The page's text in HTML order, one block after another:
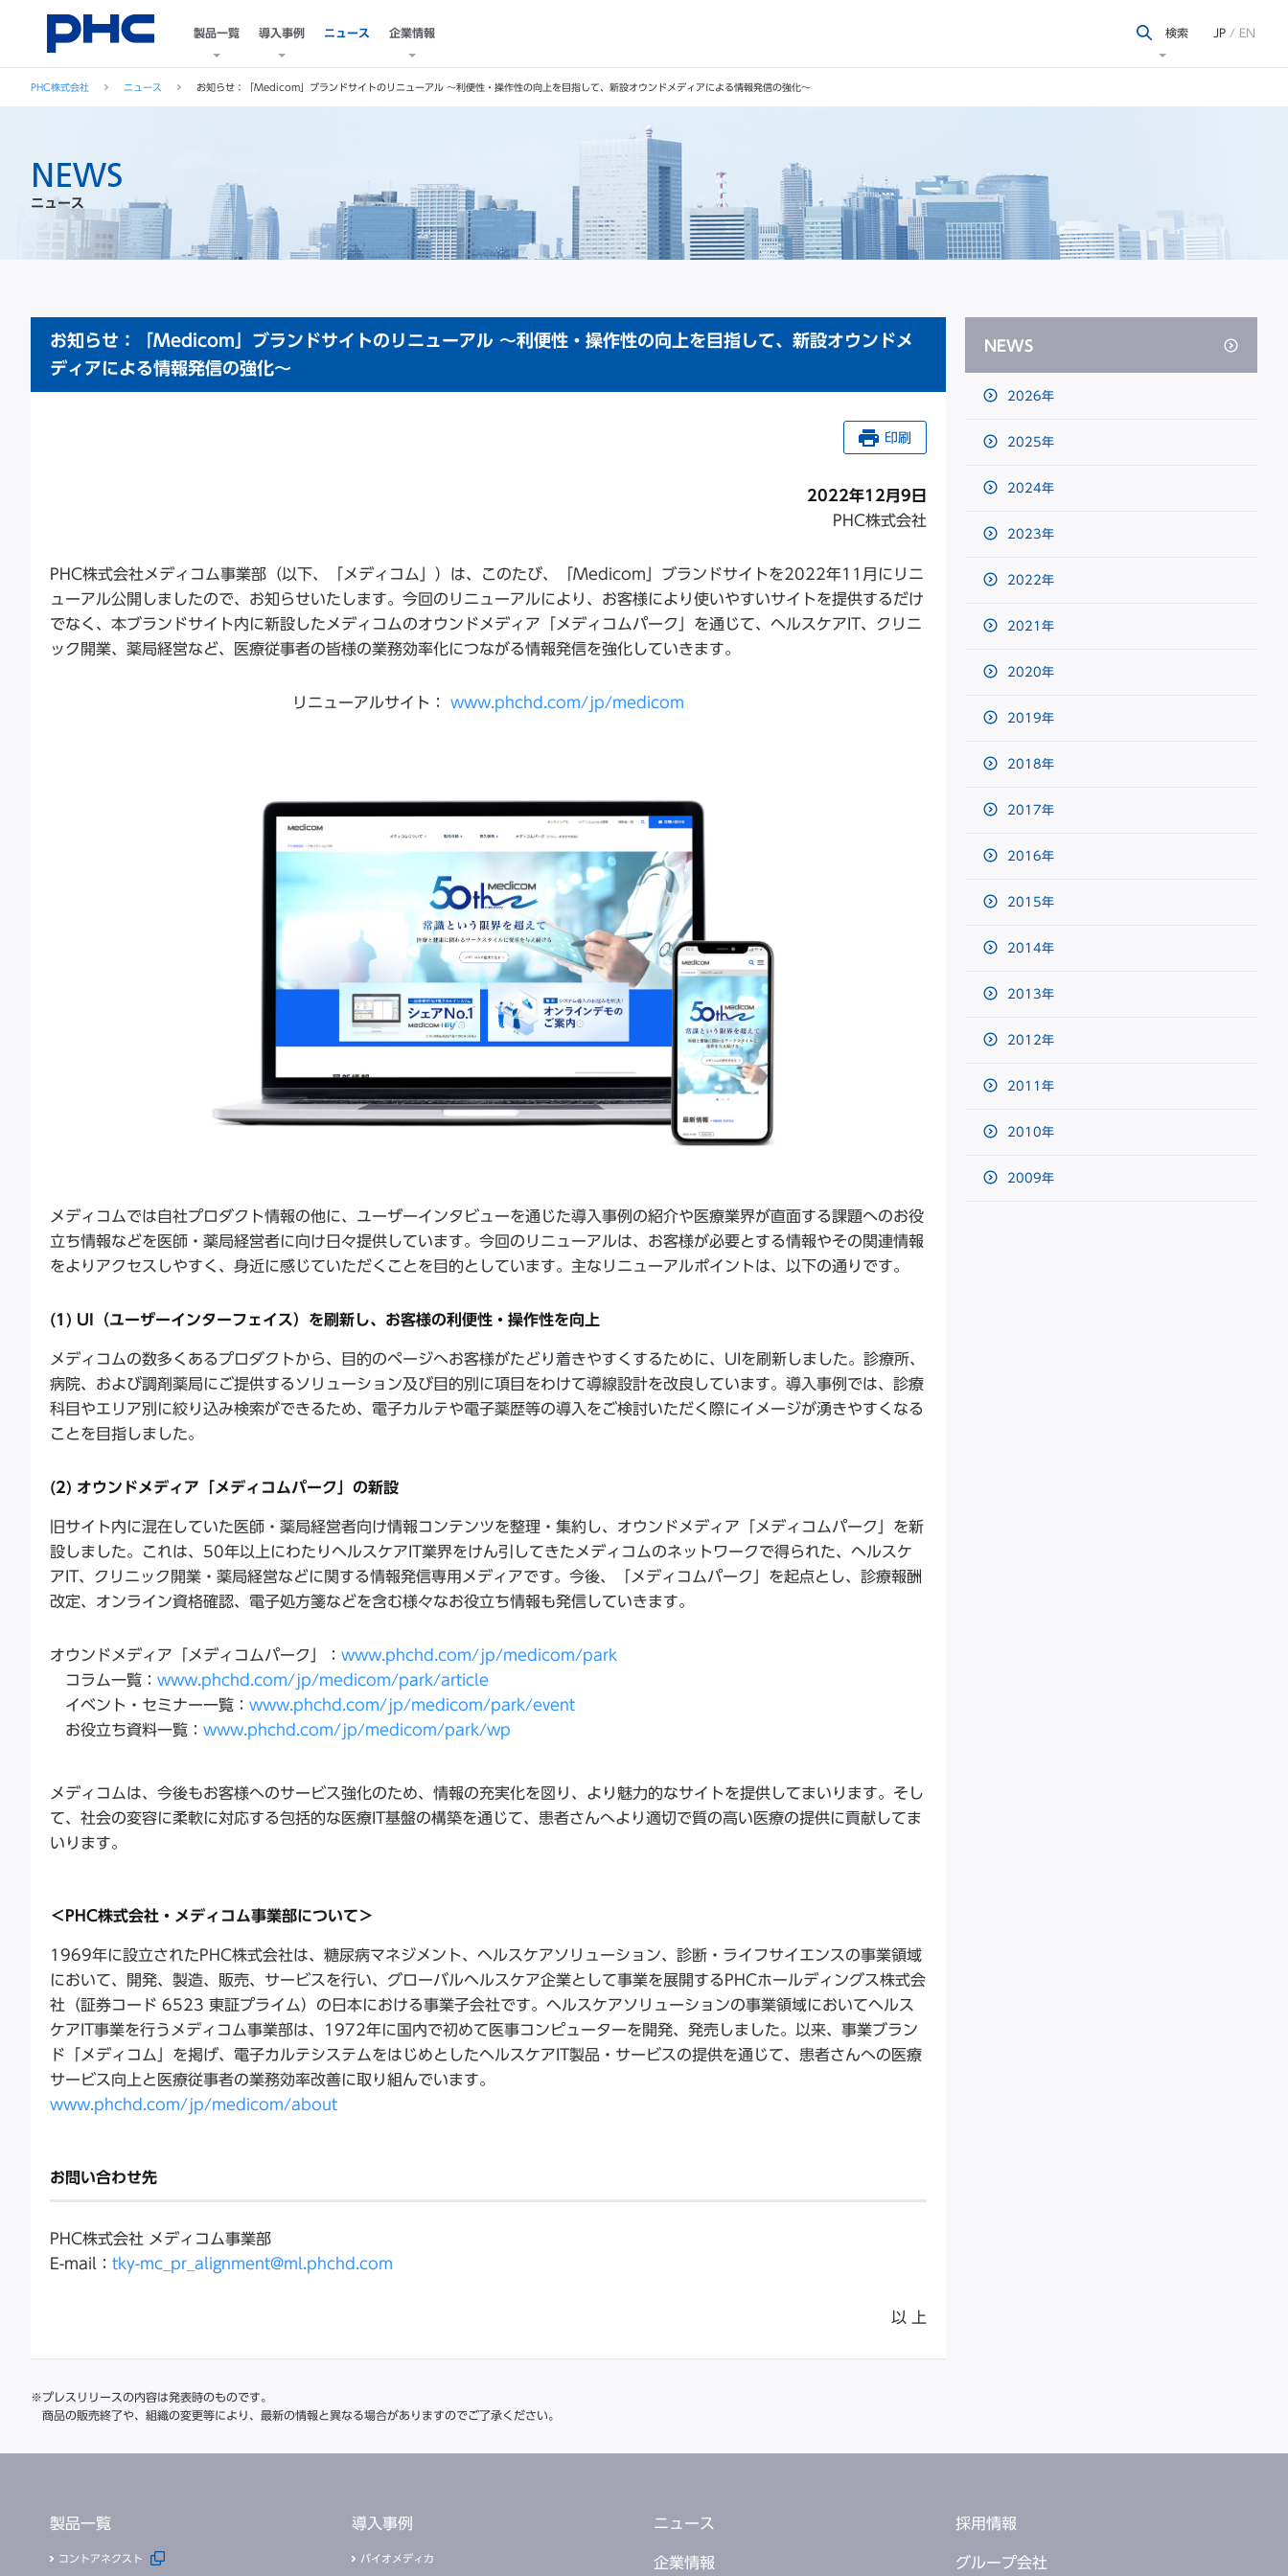
製品一覧 導入事例 ニュース 企業情報 検索 JP / EN
PHC株式会社 ニュース お知らせ：「Medicom」ブランドサイトのリニューアル ～利便性・操作性の向上を目指して、新設オウンドメディアによる情報発信の強化～
NEWS
ニュース
お知らせ：「Medicom」ブランドサイトのリニューアル ～利便性・操作性の向上を目指して、新設オウンドメ
ディアによる情報発信の強化～
印刷
2022年12月9日
PHC株式会社
PHC株式会社メディコム事業部（以下、「メディコム」）は、このたび、「Medicom」ブランドサイトを2022年11月にリニ
ューアル公開しましたので、お知らせいたします。今回のリニューアルにより、お客様により使いやすいサイトを提供するだけ
でなく、本ブランドサイト内に新設したメディコムのオウンドメディア「メディコムパーク」を通じて、ヘルスケアIT、クリニ
ック開業、薬局経営など、医療従事者の皆様の業務効率化につながる情報発信を強化していきます。
リニューアルサイト： www.phchd.com/jp/medicom
メディコムでは自社プロダクト情報の他に、ユーザーインタビューを通じた導入事例の紹介や医療業界が直面する課題へのお役
立ち情報などを医師・薬局経営者に向け日々提供しています。今回のリニューアルは、お客様が必要とする情報やその関連情報
をよりアクセスしやすく、身近に感じていただくことを目的としています。主なリニューアルポイントは、以下の通りです。
(1) UI（ユーザーインターフェイス）を刷新し、お客様の利便性・操作性を向上
メディコムの数多くあるプロダクトから、目的のページへお客様がたどり着きやすくするために、UIを刷新しました。診療所、
病院、および調剤薬局にご提供するソリューション及び目的別に項目をわけて導線設計を改良しています。導入事例では、診療
科目やエリア別に絞り込み検索ができるため、電子カルテや電子薬歴等の導入をご検討いただく際にイメージが湧きやすくなる
ことを目指しました。
(2) オウンドメディア「メディコムパーク」の新設
旧サイト内に混在していた医師・薬局経営者向け情報コンテンツを整理・集約し、オウンドメディア「メディコムパーク」を新
設しました。これは、50年以上にわたりヘルスケアIT業界をけん引してきたメディコムのネットワークで得られた、ヘルスケ
アIT、クリニック開業・薬局経営などに関する情報発信専用メディアです。今後、「メディコムパーク」を起点とし、診療報酬
改定、オンライン資格確認、電子処方箋などを含む様々なお役立ち情報も発信していきます。
オウンドメディア「メディコムパーク」： www.phchd.com/jp/medicom/park
コラム一覧： www.phchd.com/jp/medicom/park/article
イベント・セミナー一覧： www.phchd.com/jp/medicom/park/event
お役立ち資料一覧： www.phchd.com/jp/medicom/park/wp
メディコムは、今後もお客様へのサービス強化のため、情報の充実化を図り、より魅力的なサイトを提供してまいります。そし
て、社会の変容に柔軟に対応する包括的な医療IT基盤の構築を通じて、患者さんへより適切で質の高い医療の提供に貢献してま
いります。
＜PHC株式会社・メディコム事業部について＞
1969年に設立されたPHC株式会社は、糖尿病マネジメント、ヘルスケアソリューション、診断・ライフサイエンスの事業領域
において、開発、製造、販売、サービスを行い、グローバルヘルスケア企業として事業を展開するPHCホールディングス株式会
社（証券コード 6523 東証プライム）の日本における事業子会社です。ヘルスケアソリューションの事業領域においてヘルス
ケアIT事業を行うメディコム事業部は、1972年に国内で初めて医事コンピューターを開発、発売しました。以来、事業ブラン
ド「メディコム」を掲げ、電子カルテシステムをはじめとしたヘルスケアIT製品・サービスの提供を通じて、患者さんへの医療
サービス向上と医療従事者の業務効率改善に取り組んでいます。
www.phchd.com/jp/medicom/about
お問い合わせ先
PHC株式会社 メディコム事業部
E-mail： tky-mc_pr_alignment@ml.phchd.com
以 上
※プレスリリースの内容は発表時のものです。
商品の販売終了や、組織の変更等により、最新の情報と異なる場合がありますのでご了承ください。
NEWS
2026年
2025年
2024年
2023年
2022年
2021年
2020年
2019年
2018年
2017年
2016年
2015年
2014年
2013年
2012年
2011年
2010年
2009年
製品一覧
コントアネクスト
導入事例
バイオメディカ
ニュース
企業情報
採用情報
グループ会社